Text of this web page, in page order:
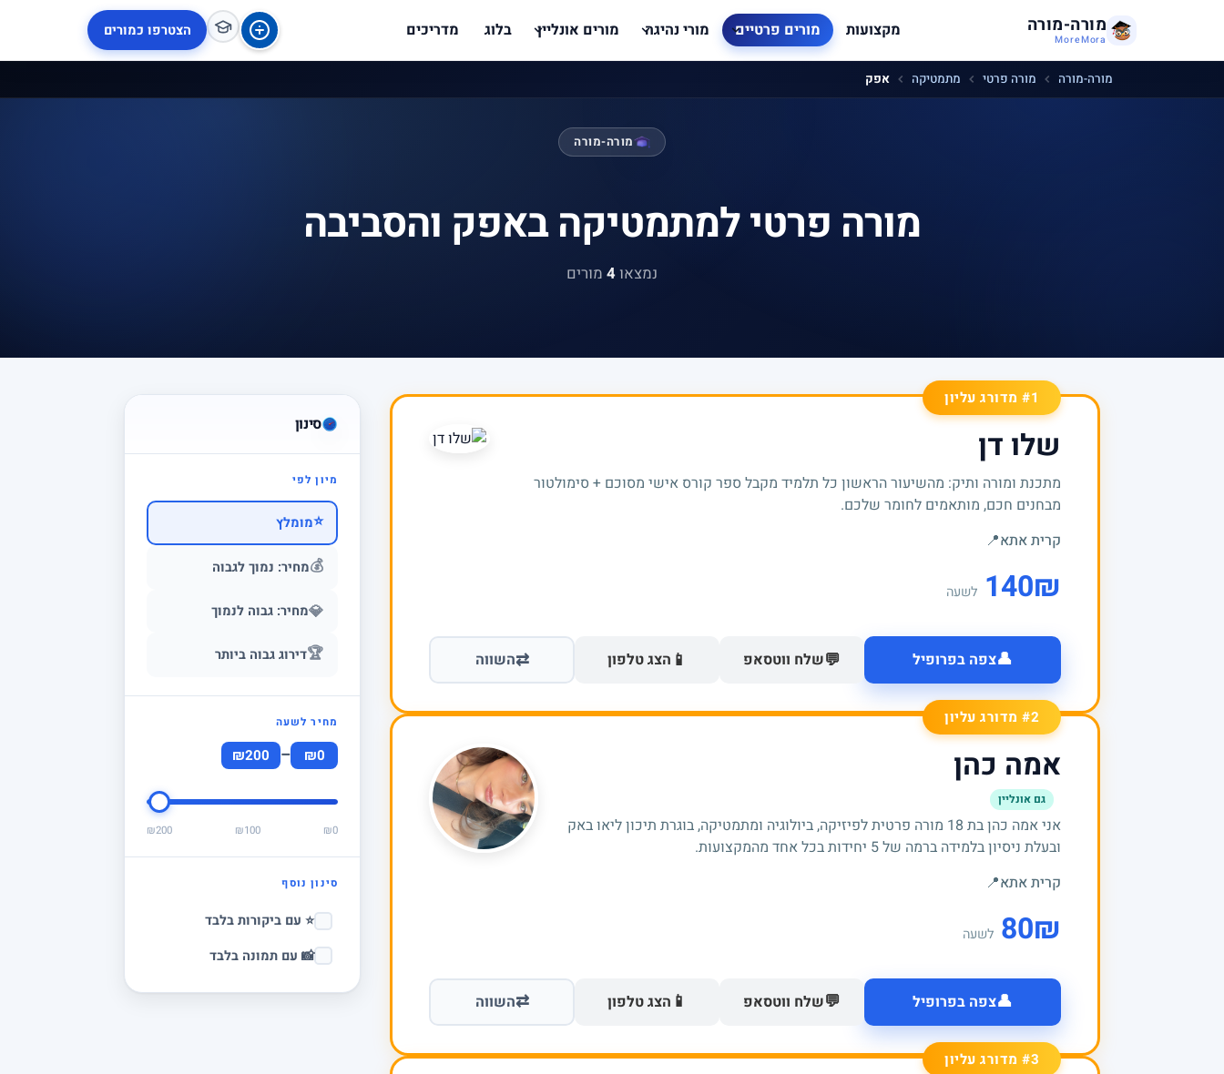
מורה-מורה
MoreMora מקצועות מורים פרטיים מורי נהיגה מורים אונליין בלוג מדריכים הצטרפו כמורים
מורה-מורה מורה פרטי מתמטיקה אפק
מורה-מורה
מורה פרטי למתמטיקה באפק והסביבה
נמצאו 4 מורים
סינון
מיון לפי
⭐מומלץ
💰מחיר: נמוך לגבוה
💎מחיר: גבוה לנמוך
🏆דירוג גבוה ביותר
מחיר לשעה
₪0
–
₪200
₪0
₪100
₪200
סינון נוסף
⭐ עם ביקורות בלבד
📸 עם תמונה בלבד
#1 מדורג עליון
שלו דן
מתכנת ומורה ותיק: מהשיעור הראשון כל תלמיד מקבל ספר קורס אישי מסוכם + סימולטור
מבחנים חכם, מותאמים לחומר שלכם.
קרית אתא📍
₪
140 לשעה
👤צפה בפרופיל 💬שלח ווטסאפ 📱 הצג טלפון ⇄השווה
#2 מדורג עליון
אמה כהן
גם אונליין
אני אמה כהן בת 18 מורה פרטית לפיזיקה, ביולוגיה ומתמטיקה, בוגרת תיכון ליאו באק
ובעלת ניסיון בלמידה ברמה של 5 יחידות בכל אחד מהמקצועות.
קרית אתא📍
₪
80 לשעה
👤צפה בפרופיל 💬שלח ווטסאפ 📱 הצג טלפון ⇄השווה
#3 מדורג עליון